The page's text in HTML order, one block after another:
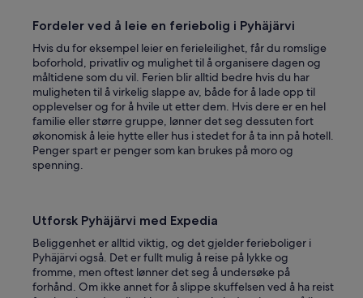
Fordeler ved å leie en feriebolig i Pyhäjärvi
Hvis du for eksempel leier en ferieleilighet, får du romslige
boforhold, privatliv og mulighet til å organisere dagen og
måltidene som du vil. Ferien blir alltid bedre hvis du har
muligheten til å virkelig slappe av, både for å lade opp til
opplevelser og for å hvile ut etter dem. Hvis dere er en hel
familie eller større gruppe, lønner det seg dessuten fort
økonomisk å leie hytte eller hus i stedet for å ta inn på hotell.
Penger spart er penger som kan brukes på moro og
spenning.
Utforsk Pyhäjärvi med Expedia
Beliggenhet er alltid viktig, og det gjelder ferieboliger i
Pyhäjärvi også. Det er fullt mulig å reise på lykke og
fromme, men oftest lønner det seg å undersøke på
forhånd. Om ikke annet for å slippe skuffelsen ved å ha reist